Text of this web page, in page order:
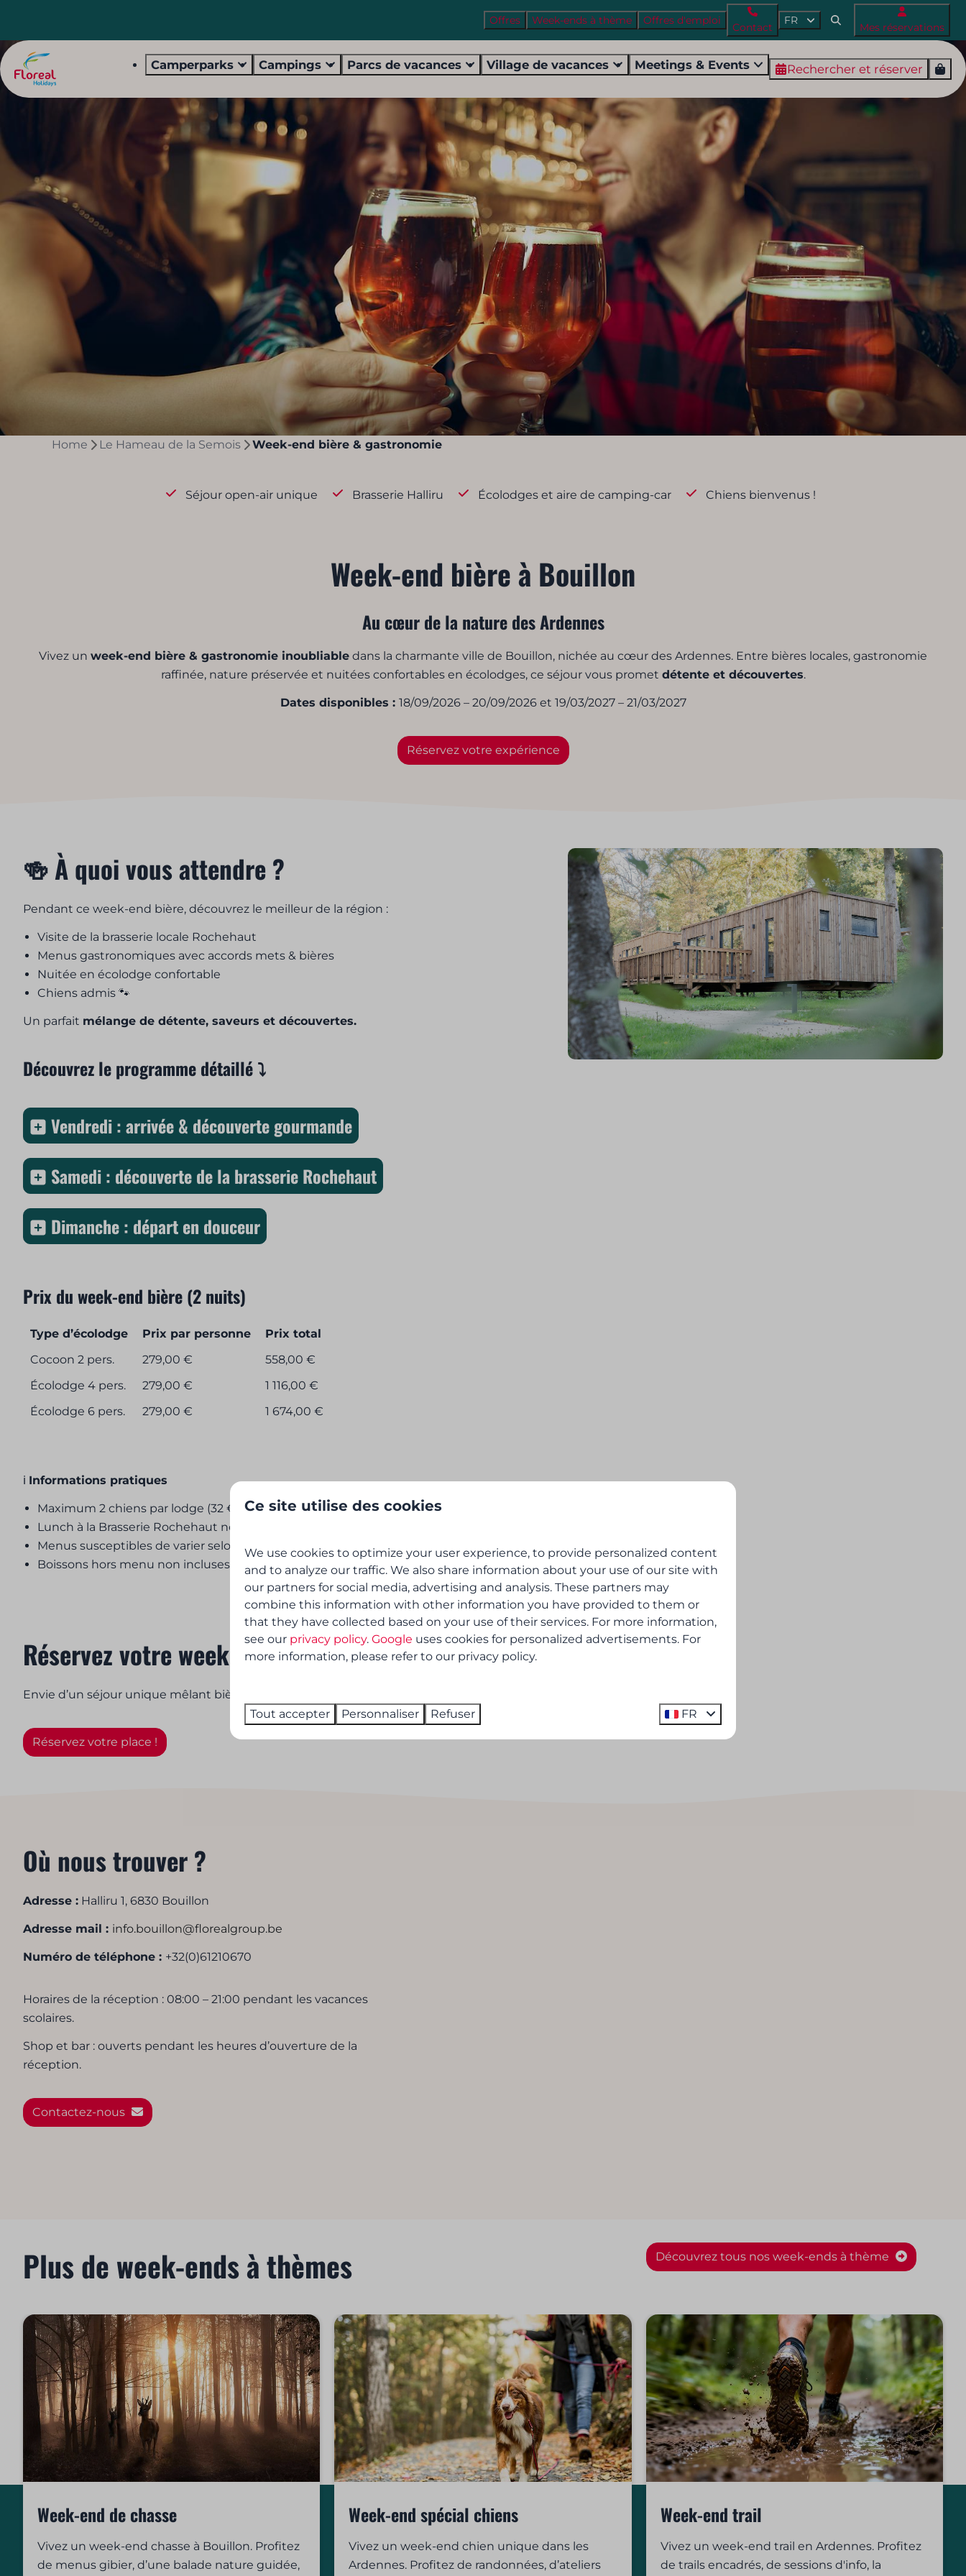
Offres Week-ends à thème Offres d'emploi
Contact
FR
Mes réservations
Camperparks Campings Parcs de vacances Village de vacances Meetings & Events Rechercher et réserver
Home Le Hameau de la Semois Week-end bière & gastronomie
Séjour open-air unique Brasserie Halliru Écolodges et aire de camping-car Chiens bienvenus !
Week-end bière à Bouillon
Au cœur de la nature des Ardennes
Vivez un week-end bière & gastronomie inoubliable dans la charmante ville de Bouillon, nichée au cœur des Ardennes. Entre bières locales, gastronomie
raffinée, nature préservée et nuitées confortables en écolodges, ce séjour vous promet détente et découvertes.
Dates disponibles : 18/09/2026 – 20/09/2026 et 19/03/2027 – 21/03/2027
Réservez votre expérience
🍻 À quoi vous attendre ?
Pendant ce week-end bière, découvrez le meilleur de la région :
Visite de la brasserie locale Rochehaut
Menus gastronomiques avec accords mets & bières
Nuitée en écolodge confortable
Chiens admis 🐾
Un parfait mélange de détente, saveurs et découvertes.
Découvrez le programme détaillé ⤵️
Vendredi : arrivée & découverte gourmande
Samedi : découverte de la brasserie Rochehaut
Dimanche : départ en douceur
Prix du week-end bière (2 nuits)
Type d’écolodge Prix par personne
Prix total
Cocoon 2 pers.
279,00 €
558,00 €
Écolodge 4 pers.
279,00 €
1 116,00 €
Écolodge 6 pers.
279,00 € 1 674,00 €
ℹ️ Informations pratiques
Maximum 2 chiens par lodge (32 € par chien)
Lunch à la Brasserie Rochehaut non inclus
Menus susceptibles de varier selon les produits de saison
Boissons hors menu non incluses
Réservez votre week-end bière dans les Ardennes
Envie d’un séjour unique mêlant bière artisanale, nature et gastronomie à Bouillon ?
Réservez votre place !
Où nous trouver ?
Adresse : Halliru 1, 6830 Bouillon
Adresse mail: info.bouillon@florealgroup.be
Numéro de téléphone : +32(0)61210670
Horaires de la réception : 08:00 – 21:00 pendant les vacances
scolaires.
Shop et bar : ouverts pendant les heures d’ouverture de la
réception.
Contactez-nous
Plus de week-ends à thèmes Découvrez tous nos week-ends à thème
Week-end de chasse
Vivez un week-end chasse à Bouillon. Profitez
de menus gibier, d’une balade nature guidée,
Week-end spécial chiens
Vivez un week-end chien unique dans les
Ardennes. Profitez de randonnées, d’ateliers
Week-end trail
Vivez un week-end trail en Ardennes. Profitez
de trails encadrés, de sessions d'info, la
Ce site utilise des cookies
We use cookies to optimize your user experience, to provide personalized content
and to analyze our traffic. We also share information about your use of our site with
our partners for social media, advertising and analysis. These partners may
combine this information with other information you have provided to them or
that they have collected based on your use of their services. For more information,
see our privacy policy. Google uses cookies for personalized advertisements. For
more information, please refer to our privacy policy.
Tout accepter Personnaliser Refuser FR